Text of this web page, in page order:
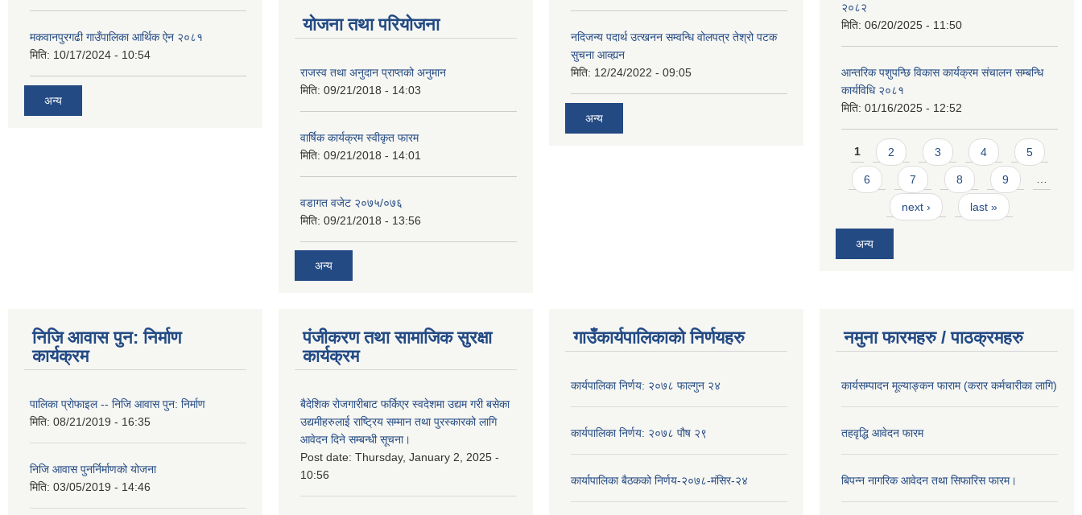
मकवानपुरगढी गाउँपालिका आर्थिक ‌‌‌ऐन २०८१
मिति: 10/17/2024 - 10:54
अन्य
योजना तथा परियोजना
राजस्व तथा अनुदान प्राप्तको अनुमान
मिति: 09/21/2018 - 14:03
वार्षिक कार्यक्रम स्वीकृत फारम
मिति: 09/21/2018 - 14:01
वडागत वजेट २०७५/०७६
मिति: 09/21/2018 - 13:56
अन्य
नदिजन्य पदार्थ उत्खनन सम्वन्धि वोलपत्र तेश्रो पटक
सुचना आव्ह्यन
मिति: 12/24/2022 - 09:05
अन्य
२०८२
मिति: 06/20/2025 - 11:50
आन्तरिक पशुपन्छि विकास कार्यक्रम संचालन सम्बन्धि
कार्यविधि २०८१
मिति: 01/16/2025 - 12:52
Pages
1 2 3 4 5
6 7 8 9 …
next › last »
अन्य
निजि आवास पुन: निर्माण
कार्यक्रम
पालिका प्राेफाइल -- निजि आवास पुन: निर्माण
मिति: 08/21/2019 - 16:35
निजि आवास पुनर्निर्माणको योजना
मिति: 03/05/2019 - 14:46
पंजीकरण तथा सामाजिक सुरक्षा
कार्यक्रम
बैदेशिक रोजगारीबाट फर्किएर स्वदेशमा उद्यम गरी बसेका
उद्यमीहरुलाई राष्‍ट्रिय सम्मान तथा पुरस्कारको लागि
आवेदन दिने सम्बन्धी सूचना।
Post date: Thursday, January 2, 2025 -
10:56
गाउँकार्यपालिकाको निर्णयहरु
कार्यपालिका निर्णय: २०७८ फाल्गुन २४
कार्यपालिका निर्णय: २०७८ पौष २९
कार्यापालिका बैठकको निर्णय-२०७८-मंसिर-२४
नमुना फारमहरु / पाठक्रमहरु
कार्यसम्पादन मूल्याङ्कन फाराम (करार कर्मचारीका लागि)
तहवृद्धि आवेदन फारम
बिपन्‍न नागरिक आवेदन तथा सिफारिस फारम।